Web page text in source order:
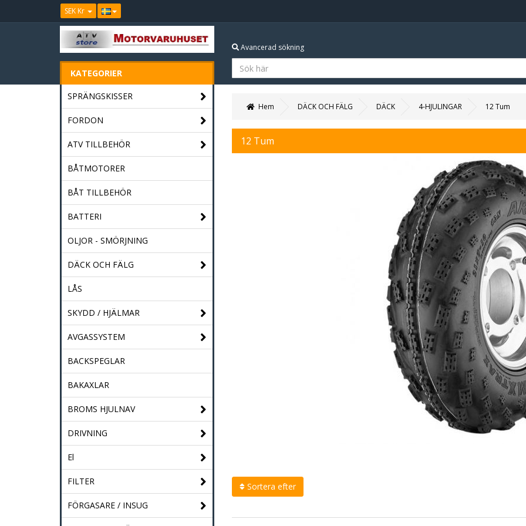
SEK Kr
KATEGORIER
Avancerad sökning
SPRÄNGSKISSER
FORDON
ATV TILLBEHÖR
BÅTMOTORER
BÅT TILLBEHÖR
BATTERI
OLJOR - SMÖRJNING
DÄCK OCH FÄLG
LÅS
SKYDD / HJÄLMAR
AVGASSYSTEM
BACKSPEGLAR
BAKAXLAR
BROMS HJULNAV
DRIVNING
El
FILTER
FÖRGASARE / INSUG
Hem DÄCK OCH FÄLG DÄCK 4-HJULINGAR 12 Tum
12 Tum
Sortera efter